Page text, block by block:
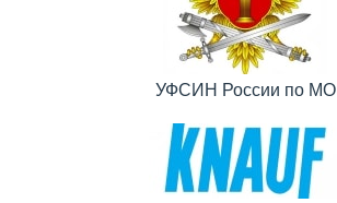
УФСИН России по МО